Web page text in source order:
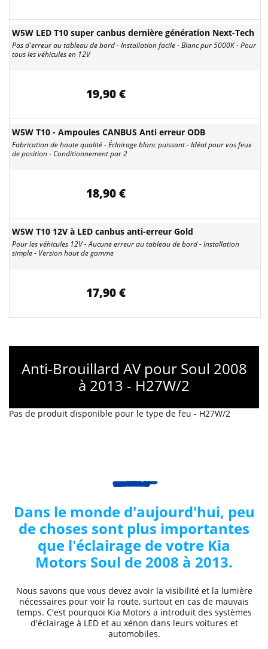
W5W LED T10 super canbus dernière génération Next-Tech
Pas d'erreur au tableau de bord - Installation facile - Blanc pur 5000K - Pour
tous les véhicules en 12V
19,90 €
W5W T10 - Ampoules CANBUS Anti erreur ODB
Fabrication de haute qualité - Éclairage blanc puissant - Idéal pour vos feux
de position - Conditionnement par 2
18,90 €
W5W T10 12V à LED canbus anti-erreur Gold
Pour les véhicules 12V - Aucune erreur au tableau de bord - Installation
simple - Version haut de gamme
17,90 €
Anti-Brouillard AV pour Soul 2008
à 2013 - H27W/2
Pas de produit disponible pour le type de feu - H27W/2
Dans le monde d'aujourd'hui, peu
de choses sont plus importantes
que l'éclairage de votre Kia
Motors Soul de 2008 à 2013.
Nous savons que vous devez avoir la visibilité et la lumière
nécessaires pour voir la route, surtout en cas de mauvais
temps. C'est pourquoi Kia Motors a introduit des systèmes
d'éclairage à LED et au xénon dans leurs voitures et
automobiles.